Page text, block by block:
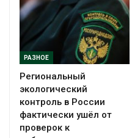
РАЗНОЕ
Региональный
экологический
контроль в России
фактически ушёл от
проверок к